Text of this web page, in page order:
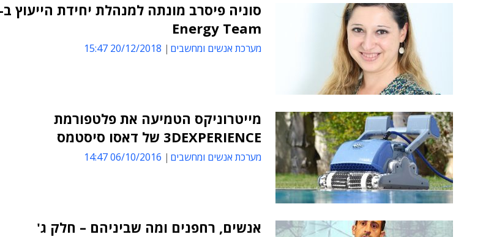
סוניה פיסרב מונתה למנהלת יחידת הייעוץ ב-
Energy Team
מערכת אנשים ומחשבים 20/12/2018 15:47
מייטרוניקס הטמיעה את פלטפורמת
3DEXPERIENCE של דאסו סיסטמס
מערכת אנשים ומחשבים 06/10/2016 14:47
אנשים, רחפנים ומה שביניהם – חלק ג'